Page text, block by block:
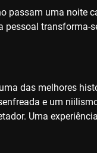
passam uma noite
das melhores
e um
Uma